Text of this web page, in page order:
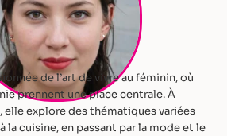
de l’art de vivre au féminin, où
prennent une place centrale. À
elle explore des thématiques variées
la cuisine, en passant par la mode et le